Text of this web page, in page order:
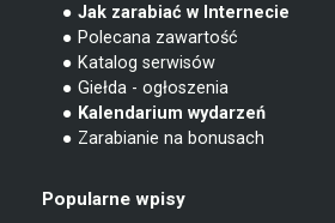
● Jak zarabiać w Internecie
● Polecana zawartość
● Katalog serwisów
● Giełda - ogłoszenia
● Kalendarium wydarzeń
● Zarabianie na bonusach
Popularne wpisy